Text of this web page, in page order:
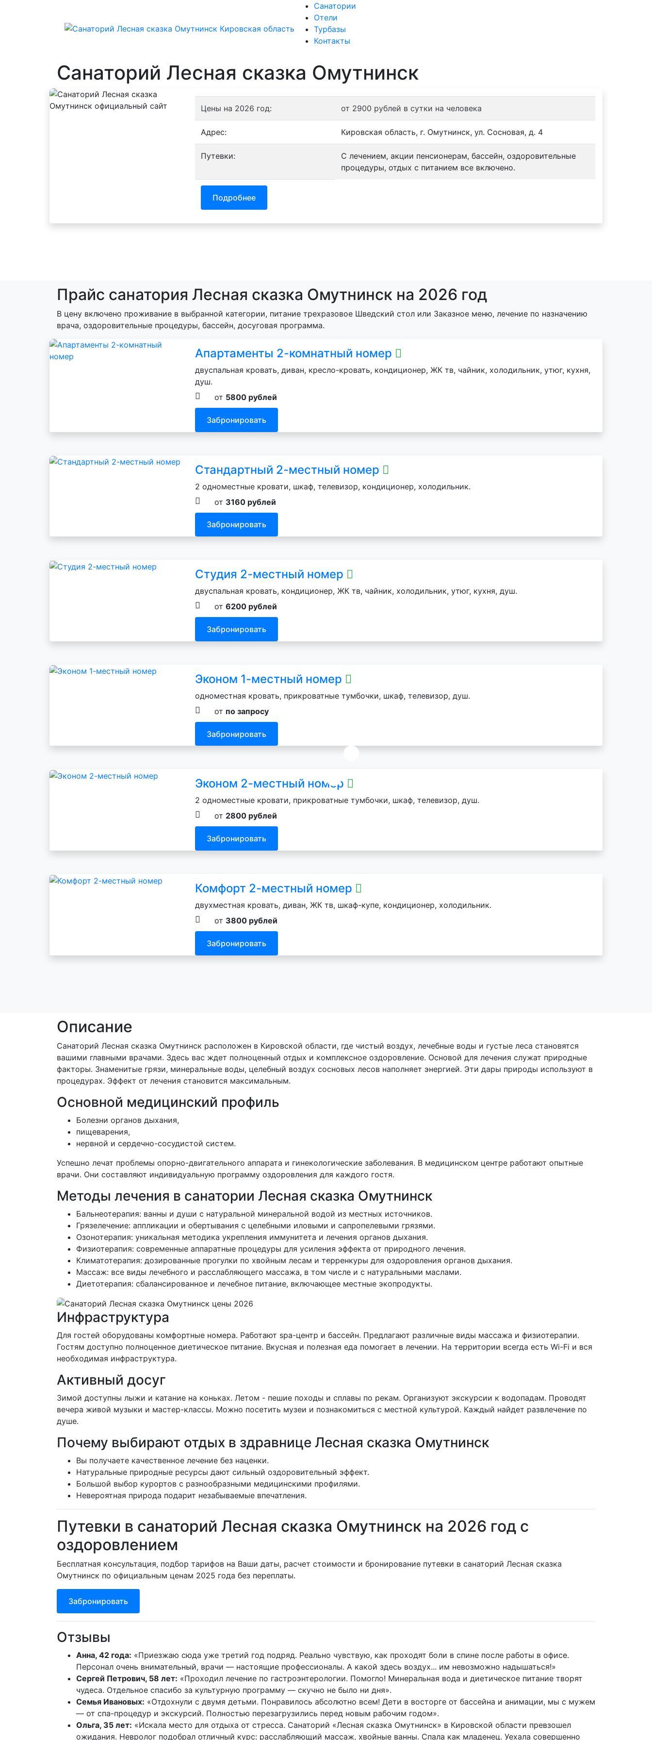
Санатории
Отели
Турбазы
Контакты
Санаторий Лесная сказка Омутнинск
Цены на 2026 год: от 2900 рублей в сутки на человека
Адрес: Кировская область, г. Омутнинск, ул. Сосновая, д. 4
Путевки:
С лечением, акции пенсионерам, бассейн, оздоровительные
процедуры, отдых с питанием все включено.
Подробнее
Прайс санатория Лесная сказка Омутнинск на 2026 год
В цену включено проживание в выбранной категории, питание трехразовое Шведский стол или Заказное меню, лечение по назначению
врача, оздоровительные процедуры, бассейн, досуговая программа.
Апартаменты 2-комнатный номер
двуспальная кровать, диван, кресло-кровать, кондиционер, ЖК тв, чайник, холодильник, утюг, кухня,
душ.
от 5800 рублей
Забронировать
Стандартный 2-местный номер
2 одноместные кровати, шкаф, телевизор, кондиционер, холодильник.
от 3160 рублей
Забронировать
Студия 2-местный номер
двуспальная кровать, кондиционер, ЖК тв, чайник, холодильник, утюг, кухня, душ.
от 6200 рублей
Забронировать
Эконом 1-местный номер
одноместная кровать, прикроватные тумбочки, шкаф, телевизор, душ.
от по запросу
Забронировать
Эконом 2-местный номер
2 одноместные кровати, прикроватные тумбочки, шкаф, телевизор, душ.
от 2800 рублей
Забронировать
Комфорт 2-местный номер
двухместная кровать, диван, ЖК тв, шкаф-купе, кондиционер, холодильник.
от 3800 рублей
Забронировать
Описание
Санаторий Лесная сказка Омутнинск расположен в Кировской области, где чистый воздух, лечебные воды и густые леса становятся
вашими главными врачами. Здесь вас ждет полноценный отдых и комплексное оздоровление. Основой для лечения служат природные
факторы. Знаменитые грязи, минеральные воды, целебный воздух сосновых лесов наполняет энергией. Эти дары природы используют в
процедурах. Эффект от лечения становится максимальным.
Основной медицинский профиль
Болезни органов дыхания,
пищеварения,
нервной и сердечно-сосудистой систем.
Успешно лечат проблемы опорно-двигательного аппарата и гинекологические заболевания. В медицинском центре работают опытные
врачи. Они составляют индивидуальную программу оздоровления для каждого гостя.
Методы лечения в санатории Лесная сказка Омутнинск
Бальнеотерапия: ванны и души с натуральной минеральной водой из местных источников.
Грязелечение: аппликации и обертывания с целебными иловыми и сапропелевыми грязями.
Озонотерапия: уникальная методика укрепления иммунитета и лечения органов дыхания.
Физиотерапия: современные аппаратные процедуры для усиления эффекта от природного лечения.
Климатотерапия: дозированные прогулки по хвойным лесам и терренкуры для оздоровления органов дыхания.
Массаж: все виды лечебного и расслабляющего массажа, в том числе и с натуральными маслами.
Диетотерапия: сбалансированное и лечебное питание, включающее местные экопродукты.
Инфраструктура
Для гостей оборудованы комфортные номера. Работают spa-центр и бассейн. Предлагают различные виды массажа и физиотерапии.
Гостям доступно полноценное диетическое питание. Вкусная и полезная еда помогает в лечении. На территории всегда есть Wi-Fi и вся
необходимая инфраструктура.
Активный досуг
Зимой доступны лыжи и катание на коньках. Летом - пешие походы и сплавы по рекам. Организуют экскурсии к водопадам. Проводят
вечера живой музыки и мастер-классы. Можно посетить музеи и познакомиться с местной культурой. Каждый найдет развлечение по
душе.
Почему выбирают отдых в здравнице Лесная сказка Омутнинск
Вы получаете качественное лечение без наценки.
Натуральные природные ресурсы дают сильный оздоровительный эффект.
Большой выбор курортов с разнообразными медицинскими профилями.
Невероятная природа подарит незабываемые впечатления.
Путевки в санаторий Лесная сказка Омутнинск на 2026 год с
оздоровлением
Бесплатная консультация, подбор тарифов на Ваши даты, расчет стоимости и бронирование путевки в санаторий Лесная сказка
Омутнинск по официальным ценам 2025 года без переплаты.
Забронировать
Отзывы
Анна, 42 года: «Приезжаю сюда уже третий год подряд. Реально чувствую, как проходят боли в спине после работы в офисе.
Персонал очень внимательный, врачи — настоящие профессионалы. А какой здесь воздух... им невозможно надышаться!»
Сергей Петрович, 58 лет: «Проходил лечение по гастроэнтерологии. Помогло! Минеральная вода и диетическое питание творят
чудеса. Отдельное спасибо за культурную программу — скучно не было ни дня».
Семья Ивановых: «Отдохнули с двумя детьми. Понравилось абсолютно всем! Дети в восторге от бассейна и анимации, мы с мужем
— от спа-процедур и экскурсий. Полностью перезагрузились перед новым рабочим годом».
Ольга, 35 лет: «Искала место для отдыха от стресса. Санаторий «Лесная сказка Омутнинск» в Кировской области превзошел
ожидания. Невролог подобрал отличный курс: расслабляющий массаж, хвойные ванны. Спала как младенец. Уехала совершенно